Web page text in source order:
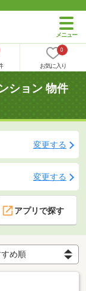
0
お気に入り
ション 物件
変更する
変更する
アプリで探す